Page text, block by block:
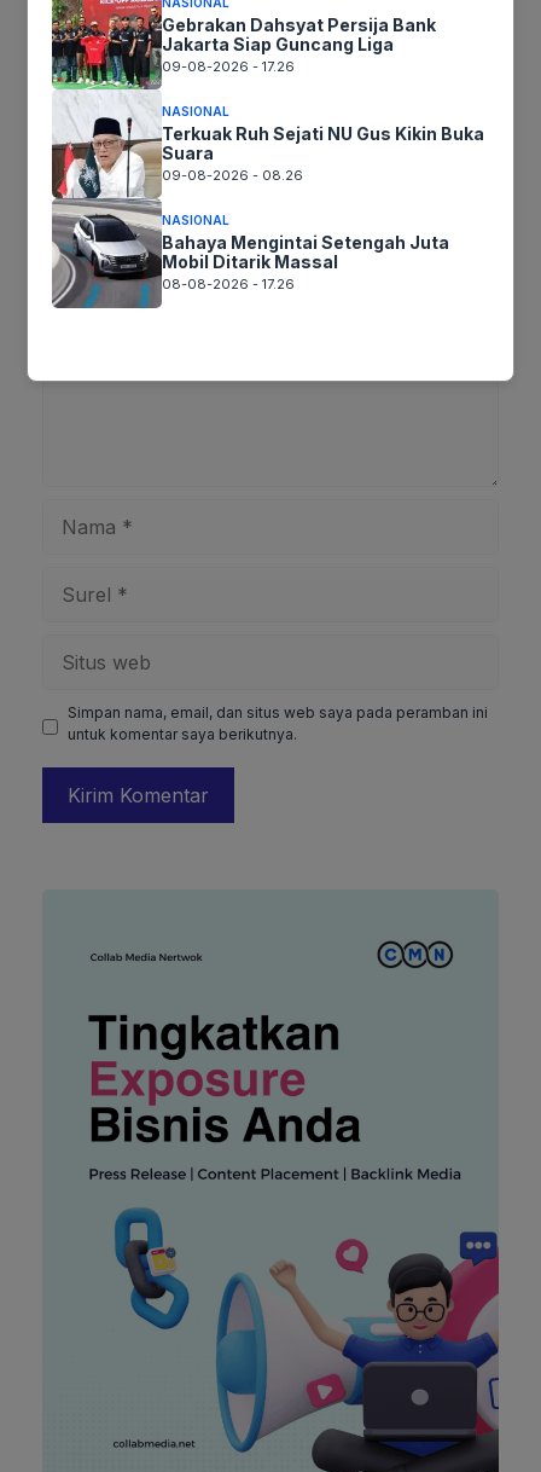
Tags:
Ikuti kami :
Tinggalkan komentar
Komentar
web
Simpan nama, email, dan situs web saya pada peramban ini
untuk komentar saya berikutnya.
Gebrakan Dahsyat Persija Bank
Jakarta Siap Guncang Liga
09-08-2026 - 17.26
NASIONAL
Terkuak Ruh Sejati NU Gus Kikin Buka
Suara
09-08-2026 - 08.26
NASIONAL
Bahaya Mengintai Setengah Juta
Mobil Ditarik Massal
08-08-2026 - 17.26